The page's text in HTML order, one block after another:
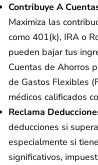
Contribuye A
Maximiza las
como 401(k), IRA o
pueden bajar tus
Cuentas de Ahorros
de Gastos Flexibles
médicos calificados
Reclama
deducciones si
especialmente si
significativos,